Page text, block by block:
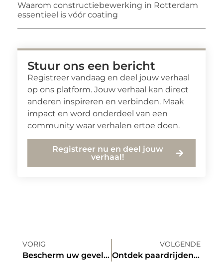
Waarom constructiebewerking in Rotterdam
essentieel is vóór coating
Stuur ons een bericht
Registreer vandaag en deel jouw verhaal
op ons platform. Jouw verhaal kan direct
anderen inspireren en verbinden. Maak
impact en word onderdeel van een
community waar verhalen ertoe doen.
Registreer nu en deel jouw
verhaal!
VORIG
Bescherm uw gevel met vakkundige gevelbepleistering
VOLGENDE
Ontdek paardrijden in Heerenveen en de mooiste ruiterroutes